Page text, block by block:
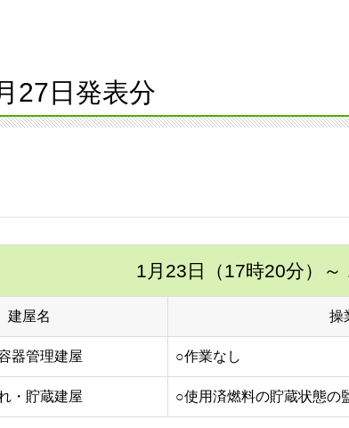
27日発表分
1月23日（17時20分） ～
建屋名 操
器管理建屋 ○作業なし
・貯蔵建屋 ○使用済燃料の貯蔵状態の